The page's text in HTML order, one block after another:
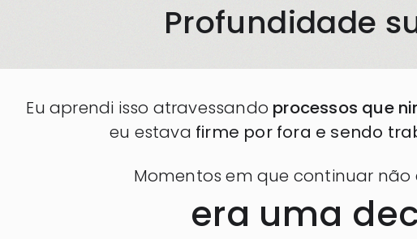
Profundidade
Eu aprendi isso atravessando processos que
eu estava firme por fora e sendo
Momentos em que continuar
era uma